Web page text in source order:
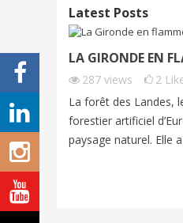
Latest Posts
LA GIRONDE EN
287 views 2
La forêt des Landes,
forestier artificiel
paysage naturel. Elle